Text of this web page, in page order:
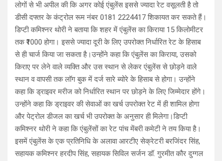
लोगों से भी अपील की कि अगर कोई एंबुलेंस इससे ज्यादा रेट‌ वसूलती है तो
डीसी दफ्तर के कंट्रोल रूम नंबर 0181 2224417 शिकायत कर सकते हैं।
डिप्टी कमिश्नर थोरी ने बताया कि शहर में एंबुलेंस का किराया 15 किलोमीटर
तक ₹1000 होगा। इससे ज्यादा दूरी के लिए उपरोक्त निर्धारित रेट के हिसाब
से ही चार्ज किया जा सकता है।उन्होंने कहा कि एंबुलेंस का किराया, उसको
किराए पर लेने वाले व्यक्ति और उस स्थान से लेकर एंबुलेंस से छोड़ने वाले
स्थान व वापसी तक लॉग बुक में दर्ज सारे ब्योरे के‌ हिसाब से होगा। उन्होंने
कहा कि ड्राइवर मरीज को निर्धारित स्थान पर छोड़ने के लिए जिम्मेदार होंगे।
उन्होंने कहा कि ड्राइवर की सेवाओं का खर्च उपरोक्त रेट में ही शामिल होगा
और पेट्रोल डीजल का खर्च भी उपरोक्त के अनुसार ही मिलेगा।डिप्टी
कमिश्नर थोरी ने कहा कि एंबुलेंसों का रेट पांच मेंबरी कमेटी ने तय किया है।
इसमें एंबुलेंस के एक प्रतिनिधि के अलावा आरटीए सेक्रेटरी बरजिंदर सिंह,
सहायक कमिश्नर हरदीप सिंह, सहायक सिविल सर्जन डॉ. गुरमीत कौर दुग्गल